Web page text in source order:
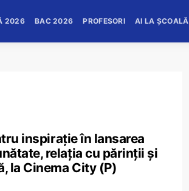
2026 BAC 2026 PROFESORI AI LA ȘCOALĂ
inspirație în lansarea
relația cu părinții și
la Cinema City (P)